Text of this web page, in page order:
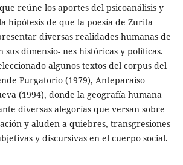
reúne los aportes del psicoanálisis y
hipótesis de que la poesía de Zurita
diversas realidades humanas de
dimensio- nes históricas y políticas.
algunos textos del corpus del
Purgatorio (1979), Anteparaíso
(1994), donde la geografía humana
diversas alegorías que versan sobre
y aluden a quiebres, transgresiones
y discursivas en el cuerpo social.